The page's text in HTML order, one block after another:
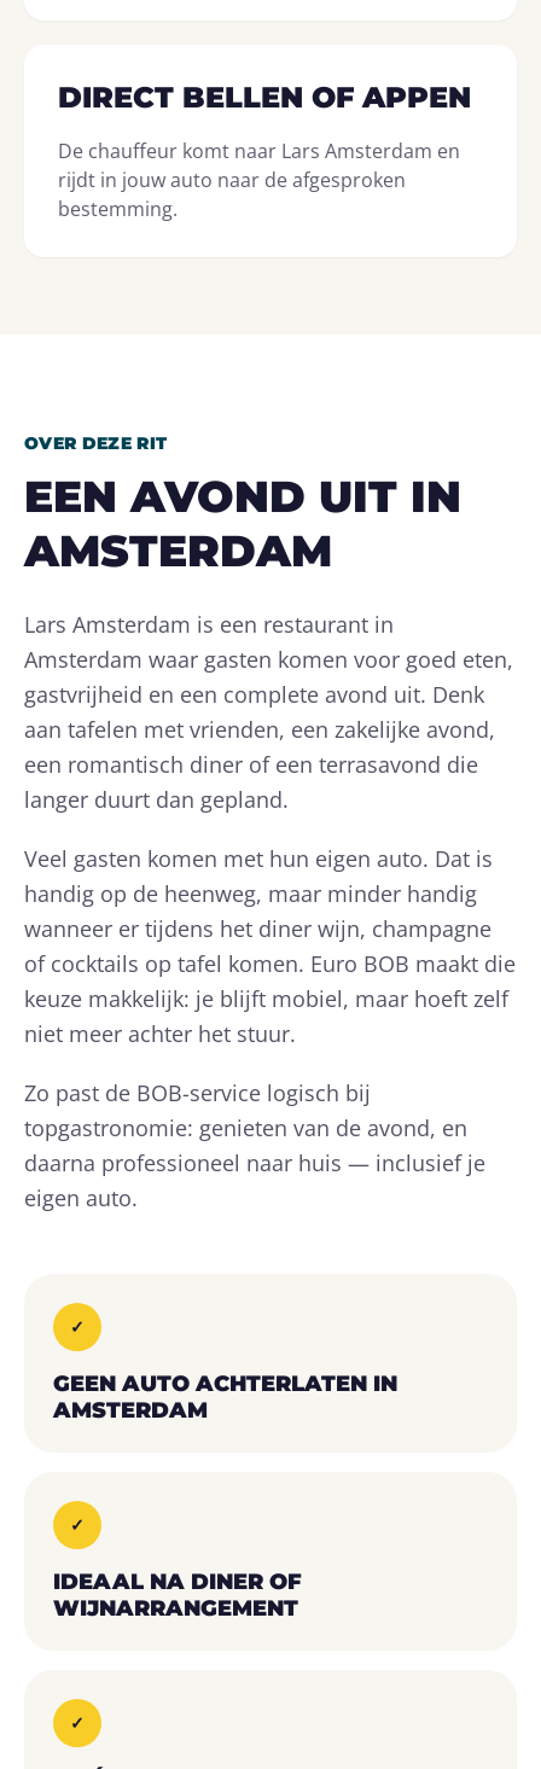
DIRECT BELLEN OF APPEN
De chauffeur komt naar Lars Amsterdam en
rijdt in jouw auto naar de afgesproken
bestemming.
OVER DEZE RIT
EEN AVOND UIT IN
AMSTERDAM
Lars Amsterdam is een restaurant in
Amsterdam waar gasten komen voor goed eten,
gastvrijheid en een complete avond uit. Denk
aan tafelen met vrienden, een zakelijke avond,
een romantisch diner of een terrasavond die
langer duurt dan gepland.
Veel gasten komen met hun eigen auto. Dat is
handig op de heenweg, maar minder handig
wanneer er tijdens het diner wijn, champagne
of cocktails op tafel komen. Euro BOB maakt die
keuze makkelijk: je blijft mobiel, maar hoeft zelf
niet meer achter het stuur.
Zo past de BOB-service logisch bij
topgastronomie: genieten van de avond, en
daarna professioneel naar huis — inclusief je
eigen auto.
✓
GEEN AUTO ACHTERLATEN IN
AMSTERDAM
✓
IDEAAL NA DINER OF
WIJNARRANGEMENT
✓